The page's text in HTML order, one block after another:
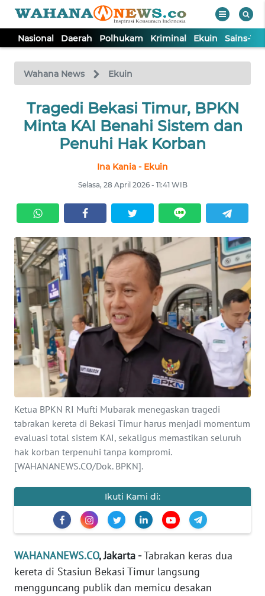
Nasional Daerah Polhukam Kriminal Ekuin Sains-
Wahana News Ekuin
Tragedi Bekasi Timur, BPKN
Minta KAI Benahi Sistem dan
Penuhi Hak Korban
Ina Kania - Ekuin
Selasa, 28 April 2026 - 11:41 WIB
Ketua BPKN RI Mufti Mubarak menegaskan tragedi
tabrakan kereta di Bekasi Timur harus menjadi momentum
evaluasi total sistem KAI, sekaligus memastikan seluruh
hak korban terpenuhi tanpa kompromi.
[WAHANANEWS.CO/Dok. BPKN].
Ikuti Kami di:
WAHANANEWS.CO, Jakarta -Tabrakan keras dua
kereta di Stasiun Bekasi Timur langsung
mengguncang publik dan memicu desakan
TV
Tutup
NASIONAL
KRIMINAL
EKUIN
SAINS-TEKNO
KESEHATAN
INTERNASIONAL
SERBA-SERBI
PENDIDIKAN
OLAHRAGA
OPINI
Informasi
INDEKS
BERITA